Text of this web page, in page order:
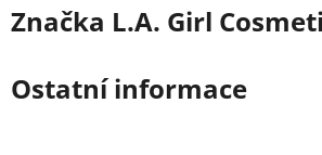
Značka L.A. Girl
Ostatní informace